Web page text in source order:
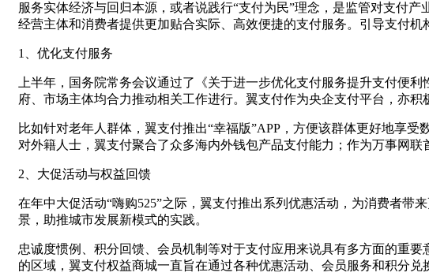
服务实体经济与回归本源，或者说践行“支付为民”理念，是监管对支付
经营主体和消费者提供更加贴合实际、高效便捷的支付服务。引导支付
1、优化支付服务
上半年，国务院常务会议通过了《关于进一步优化支付服务提升支付便
府、市场主体均合力推动相关工作进行。翼支付作为央企支付平台，亦
比如针对老年人群体，翼支付推出“幸福版”APP，方便该群体更好地享
对外籍人士，翼支付聚合了众多海内外钱包产品支付能力；作为万事网联
2、大促活动与权益回馈
在年中大促活动“嗨购525”之际，翼支付推出系列优惠活动，为消费者带
景，助推城市发展新模式的实践。
忠诚度惯例、积分回馈、会员机制等对于支付应用来说具有多方面的重
的区域，翼支付权益商城一直旨在通过各种优惠活动、会员服务和积分兑